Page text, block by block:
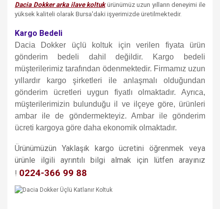
Dacia Dokker arka ilave koltukürünümüz uzun yılların deneyimi ile
yüksek kaliteli olarak Bursa'daki işyerimizde üretilmektedir.
Kargo Bedeli
Dacia Dokker üçlü koltuk için verilen fiyata ürün
gönderim bedeli dahil değildir. Kargo bedeli
müşterilerimiz tarafından ödenmektedir. Firmamız uzun
yıllardır kargo şirketleri ile anlaşmalı olduğundan
gönderim ücretleri uygun fiyatlı olmaktadır. Ayrıca,
müşterilerimizin bulunduğu il ve ilçeye göre, ürünleri
ambar ile de göndermekteyiz. Ambar ile gönderim
ücreti kargoya göre daha ekonomik olmaktadır.
Ürünümüzün Yaklaşık kargo ücretini öğrenmek veya
ürünle ilgili ayrıntılı bilgi almak için lütfen arayınız
! 0224-366 99 88